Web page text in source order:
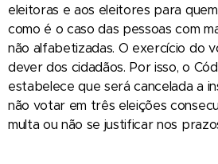
eleitoras e aos eleitores para
como é o caso das pessoas com
não alfabetizadas. O exercício do
dever dos cidadãos. Por isso, o
estabelece que será cancelada a
não votar em três eleições
multa ou não se justificar nos